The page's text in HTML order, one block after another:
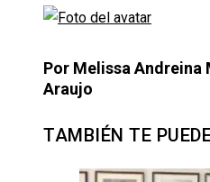
Por Melissa Andreina
Araujo
TAMBIÉN TE